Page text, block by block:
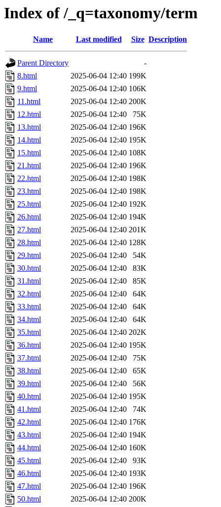
Index of /_q=taxonomy/term
Name Last modified Size Description
Parent Directory
-
8.html
2025-06-04 12:40 199K
9.html
2025-06-04 12:40 106K
11.html
2025-06-04 12:40 200K
12.html
2025-06-04 12:40
75K
13.html
2025-06-04 12:40 196K
14.html
2025-06-04 12:40 195K
15.html
2025-06-04 12:40 108K
21.html
2025-06-04 12:40 196K
22.html
2025-06-04 12:40 198K
23.html
2025-06-04 12:40 198K
25.html
2025-06-04 12:40 192K
26.html
2025-06-04 12:40 194K
27.html
2025-06-04 12:40 201K
28.html
2025-06-04 12:40 128K
29.html
2025-06-04 12:40
54K
30.html
2025-06-04 12:40
83K
31.html
2025-06-04 12:40
85K
32.html
2025-06-04 12:40
64K
33.html
2025-06-04 12:40
64K
34.html
2025-06-04 12:40
64K
35.html
2025-06-04 12:40 202K
36.html
2025-06-04 12:40 195K
37.html
2025-06-04 12:40
75K
38.html
2025-06-04 12:40
65K
39.html
2025-06-04 12:40
56K
40.html
2025-06-04 12:40 195K
41.html
2025-06-04 12:40
74K
42.html
2025-06-04 12:40 176K
43.html
2025-06-04 12:40 194K
44.html
2025-06-04 12:40 160K
45.html
2025-06-04 12:40
93K
46.html
2025-06-04 12:40 193K
47.html
2025-06-04 12:40 196K
50.html
2025-06-04 12:40 200K